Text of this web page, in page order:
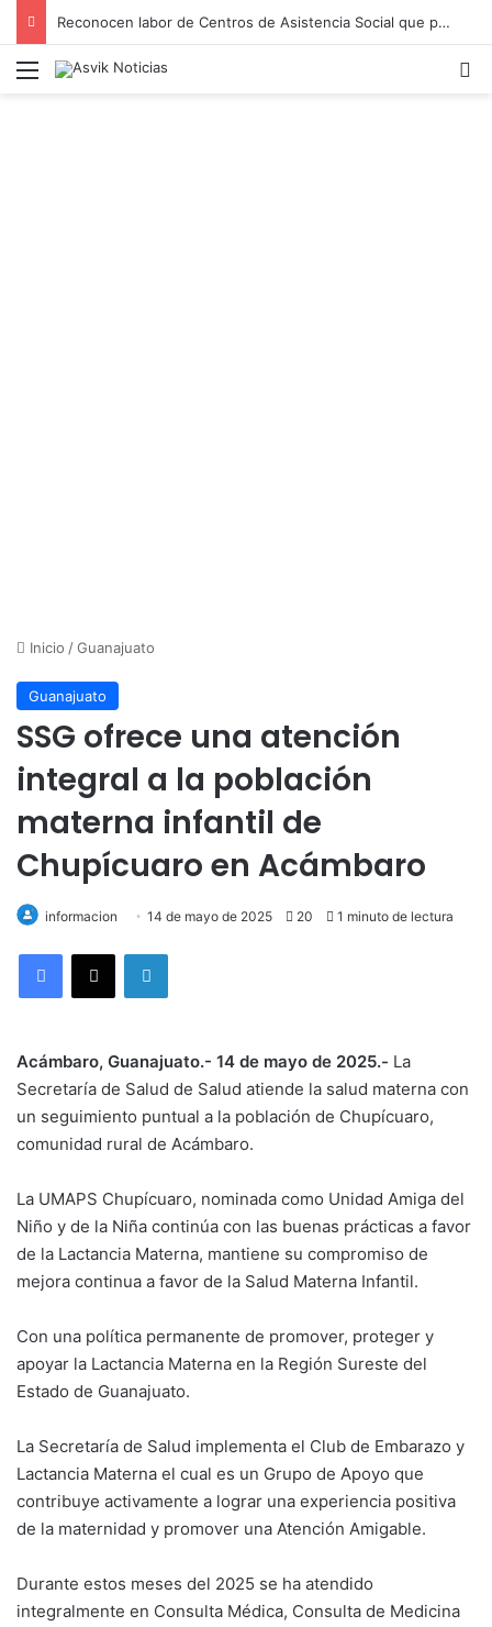
Reconocen labor de Centros de Asistencia Social que protegen a la niñez vulnerable en Irapuato
Menú
Inicio /Guanajuato
Guanajuato
SSG ofrece una atención
integral a la población
materna infantil de
Chupícuaro en Acámbaro
informacion 14 de mayo de 2025 20 1 minuto de lectura
LinkedIn
Acámbaro, Guanajuato.- 14 de mayo de 2025.- La
Secretaría de Salud de Salud atiende la salud materna con
un seguimiento puntual a la población de Chupícuaro,
comunidad rural de Acámbaro.
La UMAPS Chupícuaro, nominada como Unidad Amiga del
Niño y de la Niña continúa con las buenas prácticas a favor
de la Lactancia Materna, mantiene su compromiso de
mejora continua a favor de la Salud Materna Infantil.
Con una política permanente de promover, proteger y
apoyar la Lactancia Materna en la Región Sureste del
Estado de Guanajuato.
La Secretaría de Salud implementa el Club de Embarazo y
Lactancia Materna el cual es un Grupo de Apoyo que
contribuye activamente a lograr una experiencia positiva
de la maternidad y promover una Atención Amigable.
Durante estos meses del 2025 se ha atendido
integralmente en Consulta Médica, Consulta de Medicina